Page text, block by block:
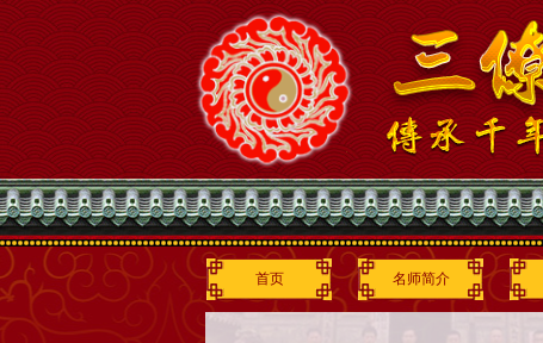
首页 名师简介